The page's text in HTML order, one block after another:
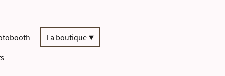
La boutique